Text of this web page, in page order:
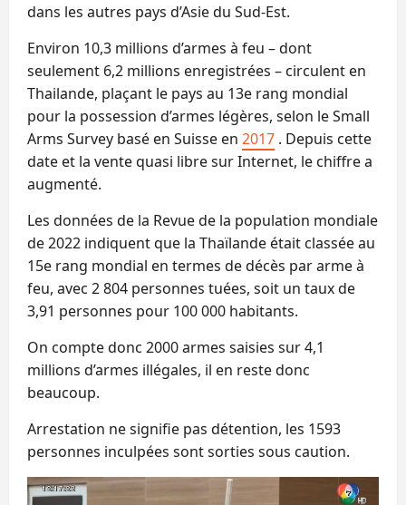
dans les autres pays d’Asie du Sud-Est.
Environ 10,3 millions d’armes à feu – dont
seulement 6,2 millions enregistrées – circulent en
Thailande, plaçant le pays au 13e rang mondial
pour la possession d’armes légères, selon le Small
Arms Survey basé en Suisse en 2017 . Depuis cette
date et la vente quasi libre sur Internet, le chiffre a
augmenté.
Les données de la Revue de la population mondiale
de 2022 indiquent que la Thaïlande était classée au
15e rang mondial en termes de décès par arme à
feu, avec 2 804 personnes tuées, soit un taux de
3,91 personnes pour 100 000 habitants.
On compte donc 2000 armes saisies sur 4,1
millions d’armes illégales, il en reste donc
beaucoup.
Arrestation ne signifie pas détention, les 1593
personnes inculpées sont sorties sous caution.